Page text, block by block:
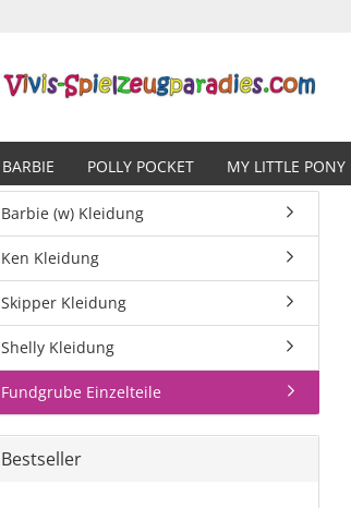
BARBIE POLLY POCKET MY LITTLE PONY
Barbie (w) Kleidung
Ken Kleidung
Skipper Kleidung
Shelly Kleidung
Fundgrube Einzelteile
Bestseller